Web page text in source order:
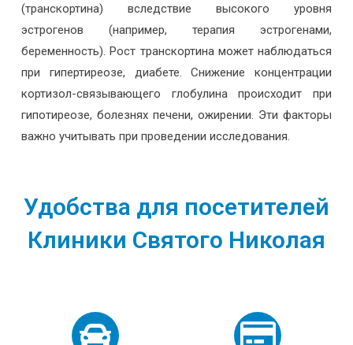
(транскортина) вследствие высокого уровня
эстрогенов (например, терапия эстрогенами,
беременность). Рост транскортина может наблюдаться
при гипертиреозе, диабете. Снижение концентрации
кортизол-связывающего глобулина происходит при
гипотиреозе, болезнях печени, ожирении. Эти факторы
важно учитывать при проведении исследования.
Удобства для посетителей
Клиники Святого Николая